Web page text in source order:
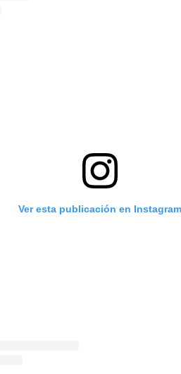
Ver esta publicación en Instagram